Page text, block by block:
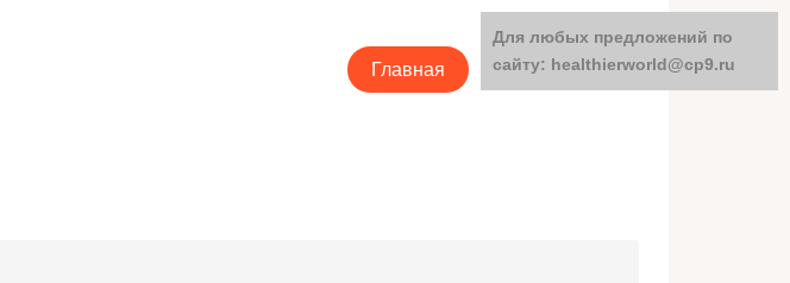
Главная Категории
Для любых предложений по
сайту: healthierworld@cp9.ru